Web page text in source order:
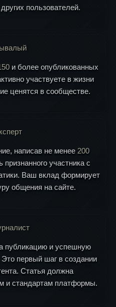
пользователей.
и более опубликованных
участвуете в жизни
ценятся в сообществе.
написав не менее 200
участника с
Ваш вклад формирует
общения на сайте.
публикацию и успешную
первый шаг в создании
Статья должна
и стандартам платформы.